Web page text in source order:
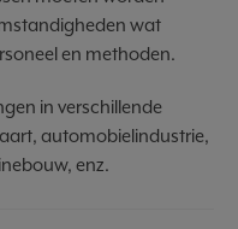
wat
en methoden.
in verschillende
automobielindustrie,
enz.